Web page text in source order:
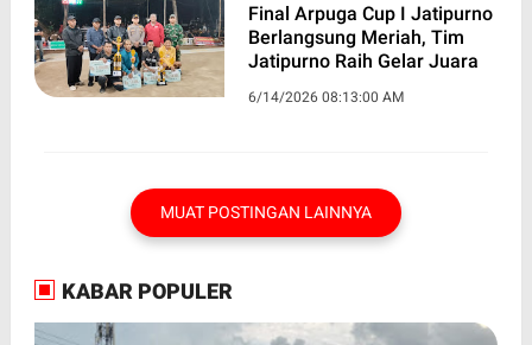
Final Arpuga Cup I Jatipurno
Berlangsung Meriah, Tim
Jatipurno Raih Gelar Juara
6/14/2026 08:13:00 AM
MUAT POSTINGAN LAINNYA
KABAR POPULER